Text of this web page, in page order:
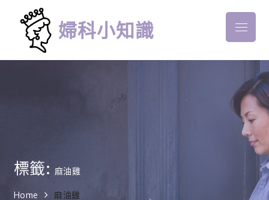
content
婦科小知識 Menu
標籤: 麻油雞
Home 麻油雞